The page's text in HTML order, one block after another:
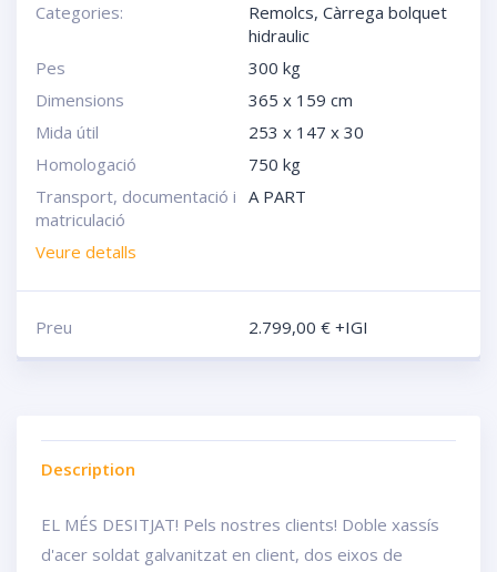
Categories:
Remolcs, Càrrega bolquet
hidraulic
Pes
300 kg
Dimensions
365 x 159 cm
Mida útil
253 x 147 x 30
Homologació
750 kg
Transport, documentació i
matriculació
A PART
Veure detalls
Preu 2.799,00 € +IGI
Description
EL MÉS DESITJAT! Pels nostres clients! Doble xassís
d'acer soldat galvanitzat en client, dos eixos de